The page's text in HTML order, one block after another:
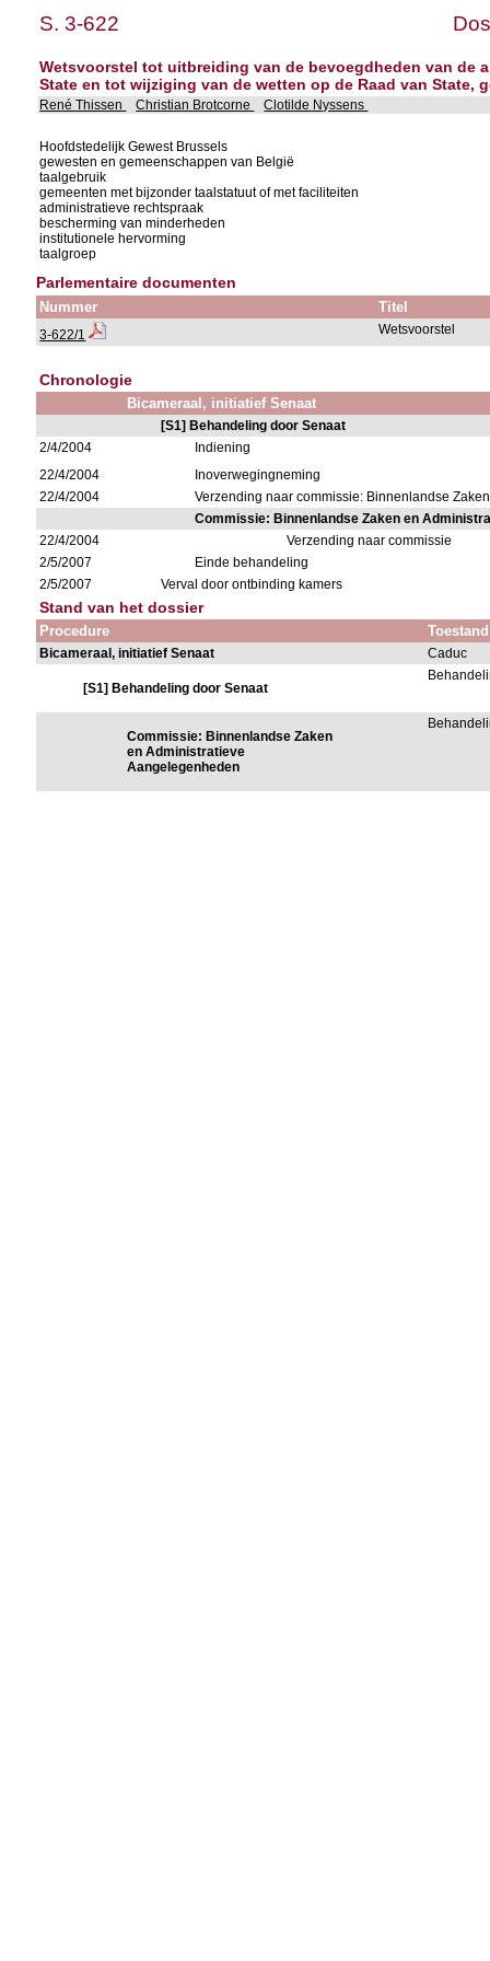
S. 3-622
Wetsvoorstel tot uitbreiding van de bevoegdheden van de
State en tot wijziging van de wetten op de Raad van State,
René Thissen Christian Brotcorne Clotilde Nyssens
Hoofdstedelijk Gewest Brussels
gewesten en gemeenschappen van België
taalgebruik
gemeenten met bijzonder taalstatuut of met faciliteiten
administratieve rechtspraak
bescherming van minderheden
institutionele hervorming
taalgroep
Parlementaire documenten
Nummer Titel
3-622/1 Wetsvoorstel
Chronologie
Bicameraal, initiatief Senaat
[S1] Behandeling door Senaat
2/4/2004
Indiening
22/4/2004
Inoverwegingneming
22/4/2004
Verzending naar commissie: Binnenlandse
Commissie: Binnenlandse Zaken en
22/4/2004
Verzending naar commissie
2/5/2007
Einde behandeling
2/5/2007
Verval door ontbinding kamers
Stand van het dossier
Procedure Toestand
Bicameraal, initiatief Senaat Caduc
[S1] Behandeling door Senaat
Commissie: Binnenlandse Zaken
en Administratieve
Aangelegenheden